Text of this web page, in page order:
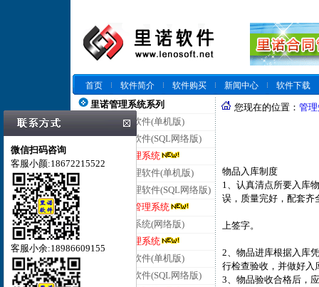
首页 软件简介 软件购买 新闻中心
软件下载
里诺管理系统系列
里诺仓库管理软件(单机版)
里诺仓库管理软件(SQL网络版)
里诺云仓库管理系统
里诺进销存管理软件(单机版)
里诺进销存管理软件(SQL网络版)
里诺云进销存管理系统
里诺客户管理系统(网络版)
里诺云客户管理系统
里诺合同管理软件(单机版)
里诺合同管理软件(SQL网络版)
您现在的位置： 管
物品入库制度
1、认真清点所要入库
误，质量完好，配套齐
上签字。
2、物品进库根据入库
行检查验收，并做好入
3、物品验收合格后，
微信扫码咨询
客服小颜:18672215522
客服小余:18986609155